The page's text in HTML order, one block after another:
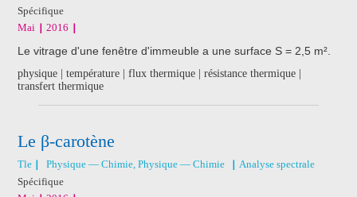
Spécifique
Mai
2016
Le vitrage d'une fenêtre d'immeuble a une surface S = 2,5 m².
physique | température | flux thermique | résistance thermique |
transfert thermique
Le β-carotène
Tle Physique — Chimie, Physique — Chimie
Analyse spectrale
Spécifique